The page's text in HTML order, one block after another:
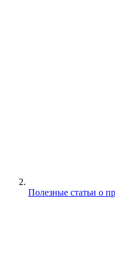
Полезные статьи о